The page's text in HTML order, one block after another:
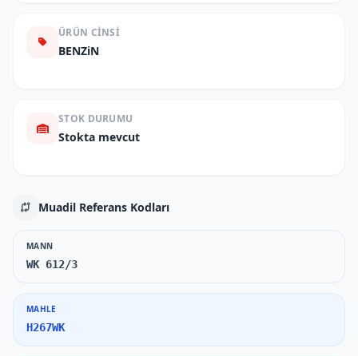
ÜRÜN CINSI
BENZiN
STOK DURUMU
Stokta mevcut
Muadil Referans Kodları
MANN
WK 612/3
MAHLE
H267WK